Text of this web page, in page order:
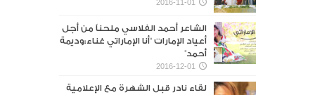
2016-11-01
الشاعر أحمد الفلاسي ملحناً من أجل
أعياد الإمارات “أنا الإماراتي غناء:وديمة
أحمد”
2016-12-01
لقاء نادر قبل الشهرة مع الإعلامية